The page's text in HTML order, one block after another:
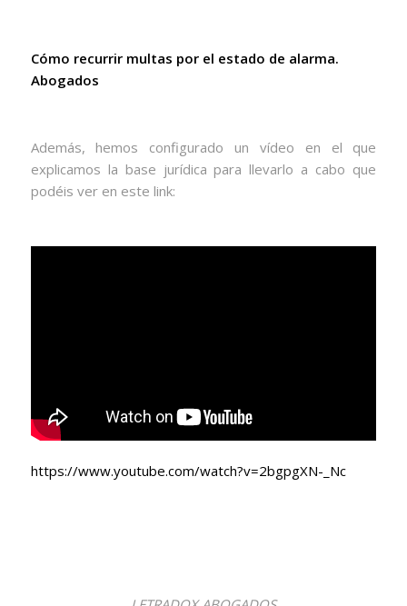
Cómo recurrir multas por el estado de alarma.
Abogados
Además, hemos configurado un vídeo en el que
explicamos la base jurídica para llevarlo a cabo que
podéis ver en este link:
https://www.youtube.com/watch?v=2bgpgXN-_Nc